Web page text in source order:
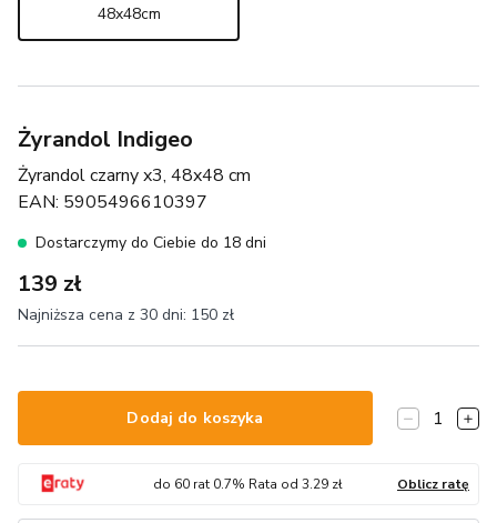
Żyrandol Indigeo
Żyrandol czarny x3, 48x48 cm
EAN: 5905496610397
Dostarczymy do Ciebie do 18 dni
139 zł
Najniższa cena z 30 dni: 150 zł
48x48cm
Dodaj do koszyka 1
do 60rat 0.7% Rata od 3.29zł Oblicz ratę